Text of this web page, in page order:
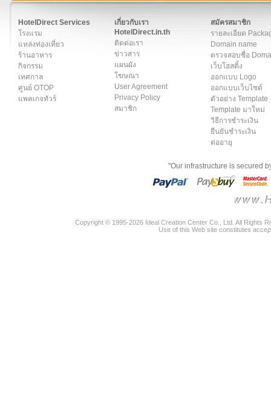
HotelDirect Services
โรงแรม
แหล่งท่องเที่ยว
ร้านอาหาร
กิจกรรม
เทศกาล
ศูนย์ OTOP
แพคเกจทัวร์
เกี่ยวกับเรา
HotelDirect.in.th
ติดต่อเรา
ข่าวสาร
แผนผัง
โฆษณา
User Agreement
Privacy Policy
สมาชิก
สมัครสมาชิก
รายละเอียด
Domain name
ตรวจสอบชื่อ
เว็บโฮสติ้ง
ออกแบบ Logo
ออกแบบเว็บไซต์
ตัวอย่าง Template
Template มาใหม่
วิธีการชำระเงิน
ยืนยันชำระเงิน
ต่ออายุ
"Our infrastructure is secured
Copyright © 1995-2026 Ideal Creation Center Co., Ltd. All Rights
Use of this Web site constitutes